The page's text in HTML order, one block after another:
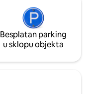
Besplatan parking
u sklopu objekta